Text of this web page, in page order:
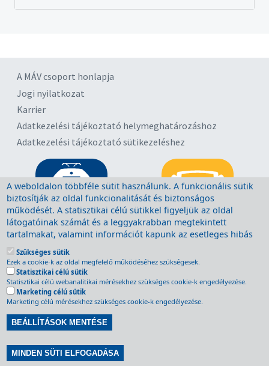
A MÁV csoport honlapja
Jogi nyilatkozat
Karrier
Adatkezelési tájékoztató helymeghatározáshoz
Adatkezelési tájékoztató sütikezeléshez
A weboldalon többféle sütit használunk. A funkcionális sütik
biztosítják az oldal funkcionalitását és biztonságos
működését. A statisztikai célú sütikkel figyeljük az oldal
látogatóinak számát és a leggyakrabban megtekintett
tartalmakat, valamint információt kapunk az esetleges hibás
működésről. A sütik törlésére a böngésző megfelelő
menüpontjában van lehetőség, további segítség a böngésző
súgójában található. A sütik törlését minden, Ön által használt
böngészőn kell végrehajtani. A funkcionális sütik törlése után
a weboldal bizonyos funkciói nem, vagy csak korlátozottan
fognak működni. A „Beállítások mentése” gombra kattintva
Ön tudomásul veszi, hogy az oldalon funkcionális sütiket
használunk. A „Beállítások mentése” gomb továbbá
lehetőséget nyújt a statisztikai célú sütik bekapcsolására is.
További információkat aSütikezelési tájékoztatóban
Szükséges sütik
Ezek a cookie-k az oldal megfelelő működéséhez szükségesek.
Statisztikai célú sütik
Statisztikai célú webanalitikai mérésekhez szükséges cookie-k engedélyezése.
Marketing célú sütik
Marketing célú mérésekhez szükséges cookie-k engedélyezése.
BEÁLLÍTÁSOK MENTÉSE
MINDEN SÜTI ELFOGADÁSA